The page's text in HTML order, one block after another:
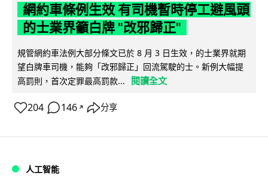
網約車條例生效 有司機暫時停工避風頭
的士業界籲白牌 "改邪歸正"
規管網約車法例大部分條文已於 8 月 3 日生效，的士業界就期
望白牌車司機，能夠「改邪歸正」回流駕駛的士。新例大幅提
高罰則，首次定罪最高罰款...
閱讀全文
204 146 ↗ 分享
人工智能